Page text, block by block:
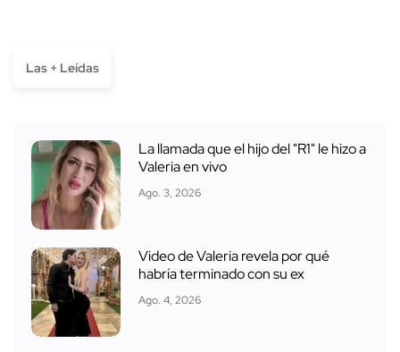
Las + Leídas
La llamada que el hijo del "R1" le hizo a
Valeria en vivo
Ago. 3, 2026
Video de Valeria revela por qué
habría terminado con su ex
Ago. 4, 2026